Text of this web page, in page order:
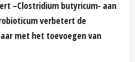
–Clostridium butyricum- aan
verbetert de
met het toevoegen van